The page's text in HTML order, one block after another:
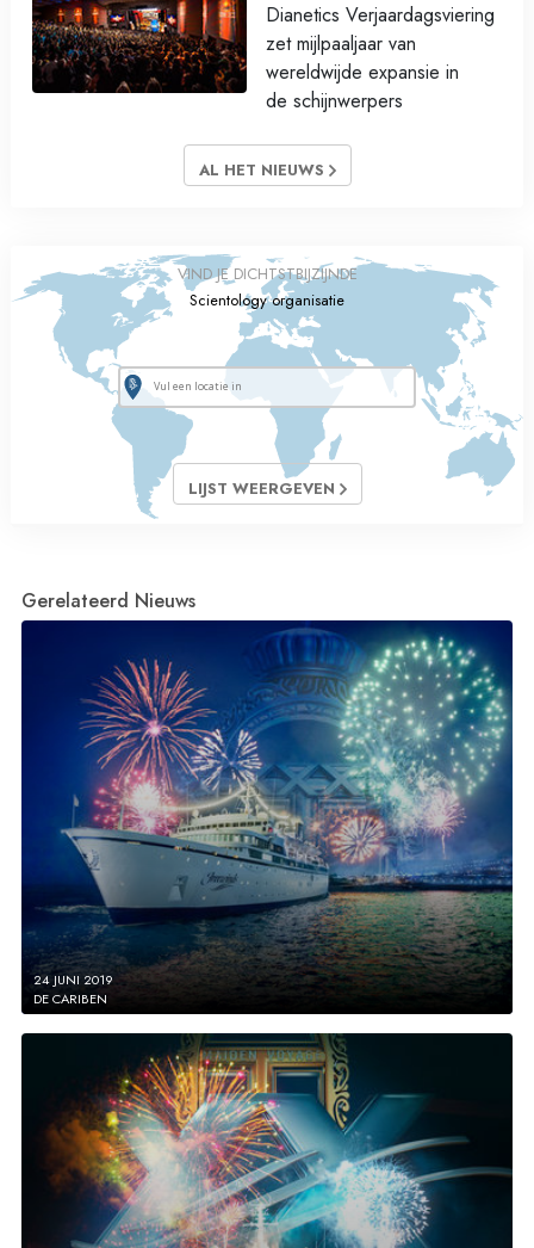
Dianetics Verjaardagsviering
zet mijlpaaljaar van
wereldwijde expansie in
de schijnwerpers
AL HET NIEUWS
VIND JE DICHTSTBIJZIJNDE
Scientology organisatie
LIJST WEERGEVEN
Gerelateerd Nieuws
24 JUNI 2019
DE CARIBEN